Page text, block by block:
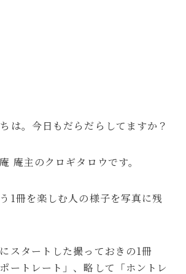
は。今日もだらだらしてますか？
庵主のクロギタロウです。
1冊を楽しむ人の様子を写真に残
スタートした撮っておきの1冊
ートレート」、略して「ホントレ